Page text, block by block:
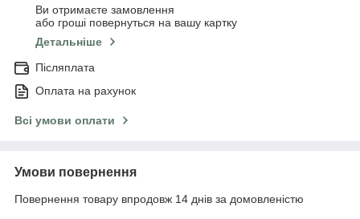
Ви отримаєте замовлення
або гроші повернуться на вашу картку
Детальніше
Післяплата
Оплата на рахунок
Всі умови оплати
Умови повернення
Повернення товару впродовж 14 днів за домовленістю